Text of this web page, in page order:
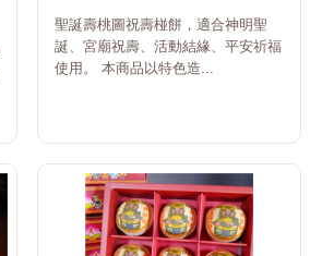
聖誕壽桃圖祝壽椪餅，適合神明聖
誕、宮廟祝壽、活動結緣、平安祈福
使用。 本商品以特色造...